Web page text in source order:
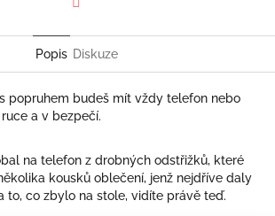
Popis Diskuze
popruhem budeš mít vždy telefon nebo
a v bezpečí.
na telefon z drobných odstřižků, které
kousků oblečení, jenž nejdříve daly
to, co zbylo na stole, vidíte právě teď.